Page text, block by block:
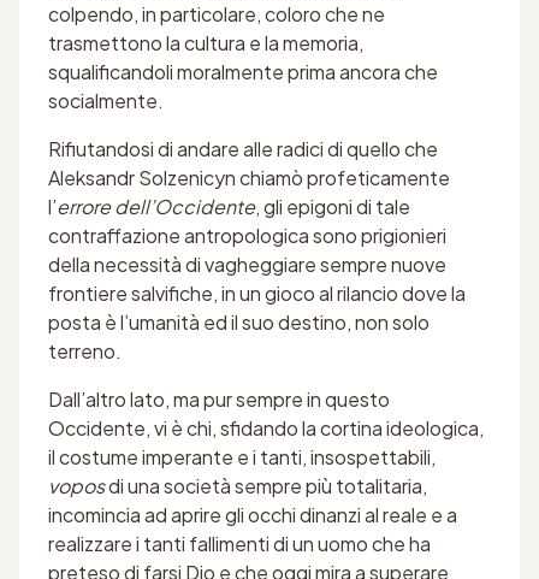
colpendo, in particolare, coloro che ne
trasmettono la cultura e la memoria,
squalificandoli moralmente prima ancora che
socialmente.
Rifiutandosi di andare alle radici di quello che
Aleksandr Solzenicyn chiamò profeticamente
l’errore dell’Occidente, gli epigoni di tale
contraffazione antropologica sono prigionieri
della necessità di vagheggiare sempre nuove
frontiere salvifiche, in un gioco al rilancio dove la
posta è l’umanità ed il suo destino, non solo
terreno.
Dall’altro lato, ma pur sempre in questo
Occidente, vi è chi, sfidando la cortina ideologica,
il costume imperante e i tanti, insospettabili,
voposdi una società sempre più totalitaria,
incomincia ad aprire gli occhi dinanzi al reale e a
realizzare i tanti fallimenti di un uomo che ha
preteso di farsi Dio e che oggi mira a superare